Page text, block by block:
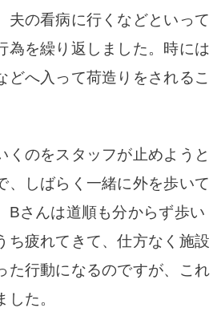
夫の看病に行くなどといって
為を繰り返しました。時には
どへ入って荷造りをされるこ
のをスタッフが止めようと
、しばらく一緒に外を歩いて
Bさんは道順も分からず歩い
ち疲れてきて、仕方なく施設
た行動になるのですが、これ
た。